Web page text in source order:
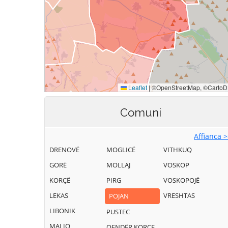
Comuni
Affianca
DRENOVË
GORË
KORÇË
LEKAS
LIBONIK
MALIQ
MOGLICË
MOLLAJ
PIRG
POJAN
PUSTEC
VITHKUQ
VOSKOP
VOSKOPOJË
VRESHTAS